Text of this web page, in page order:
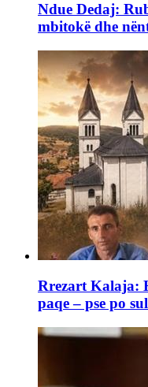
Ndue Dedaj:
mbitokë dhe
Rrezart Kalaja:
paqe – pse po